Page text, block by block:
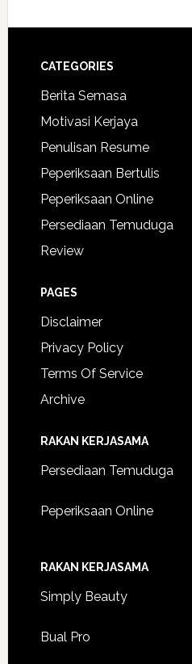
CATEGORIES
Berita Semasa
Motivasi Kerjaya
Penulisan Resume
Peperiksaan Bertulis
Peperiksaan Online
Persediaan Temuduga
Review
PAGES
Disclaimer
Privacy Policy
Terms Of Service
Archive
RAKAN KERJASAMA
Persediaan Temuduga
Peperiksaan Online
RAKAN KERJASAMA
Simply Beauty
Bual Pro